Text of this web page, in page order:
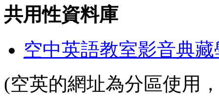
共用性資料庫
空中英語教室影音典
(空英的網址為分區使用